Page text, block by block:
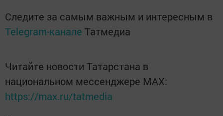
Следите за самым важным и интересным в
Telegram-канале Татмедиа
Читайте новости Татарстана в
национальном мессенджере MАХ:
https://max.ru/tatmedia